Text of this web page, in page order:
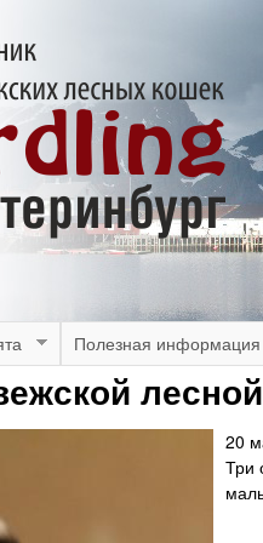
основному
содержанию
Полезная информация
20
Три